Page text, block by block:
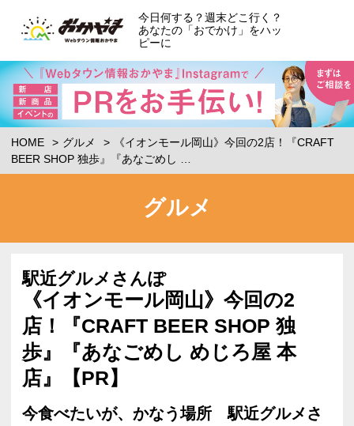
今日何する？週末どこ行く？
あなたの「おでかけ」をハッ
ピーに
HOME グルメ
《イオンモール岡山》今回の2店！『CRAFT
BEER SHOP 独歩』『あなごめし …
グルメ
駅近グルメさんぽ
《イオンモール岡山》今回の2
店！『CRAFT BEER SHOP 独
歩』『あなごめし めじろ屋 本
店』【PR】
今食べたいが、かなう場所 駅近グルメさ